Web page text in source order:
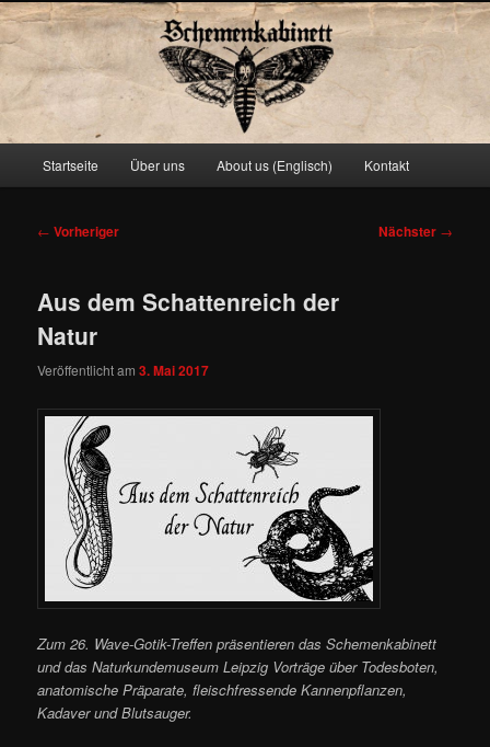
Schemenkabinett
Zum
springen
Startseite Über uns About us (Englisch) Kontakt
Beitragsnavigation
← Vorheriger Nächster →
Aus dem Schattenreich der
Natur
Veröffentlicht am3. Mai 2017
Zum 26. Wave-Gotik-Treffen präsentieren das Schemenkabinett
und das Naturkundemuseum Leipzig Vorträge über Todesboten,
anatomische Präparate, fleischfressende Kannenpflanzen,
Kadaver und Blutsauger.